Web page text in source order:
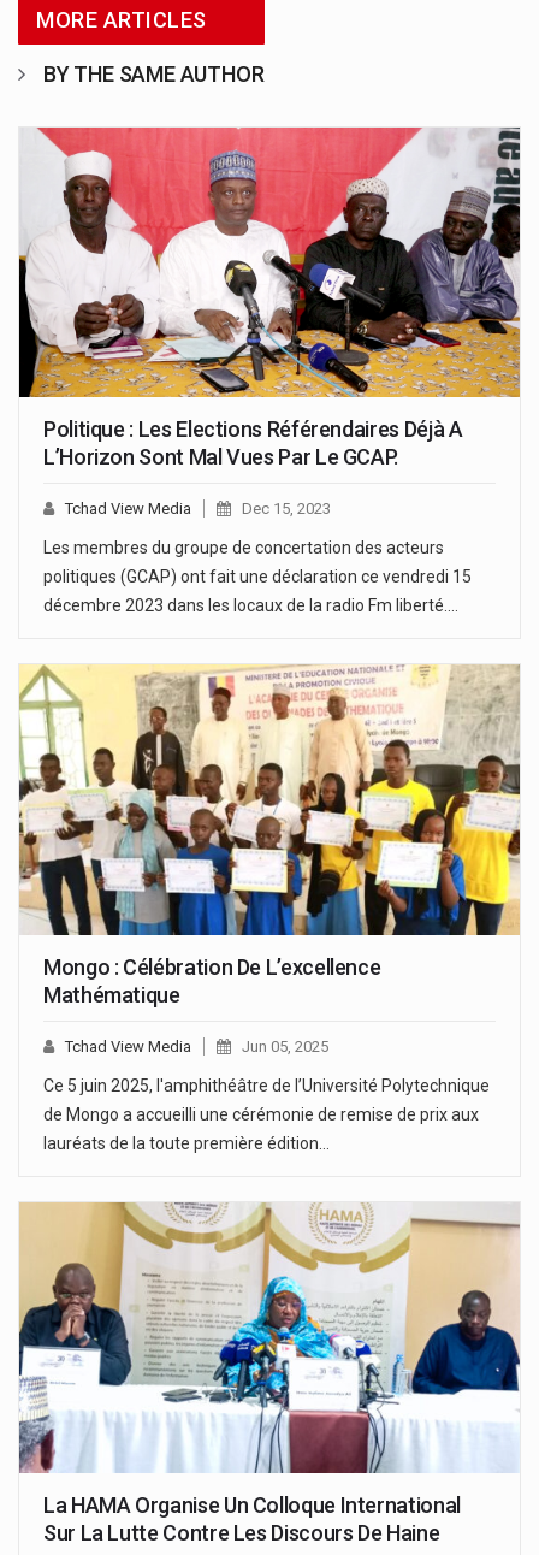
MORE ARTICLES
BY THE SAME AUTHOR
Politique : Les Elections Référendaires Déjà A
L’Horizon Sont Mal Vues Par Le GCAP.
Tchad View Media Dec 15, 2023
Les membres du groupe de concertation des acteurs
politiques (GCAP) ont fait une déclaration ce vendredi 15
décembre 2023 dans les locaux de la radio Fm liberté.…
Mongo : Célébration De L’excellence
Mathématique
Tchad View Media Jun 05, 2025
Ce 5 juin 2025, l'amphithéâtre de l’Université Polytechnique
de Mongo a accueilli une cérémonie de remise de prix aux
lauréats de la toute première édition…
La HAMA Organise Un Colloque International
Sur La Lutte Contre Les Discours De Haine